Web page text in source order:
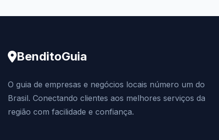
BenditoGuia
O guia de empresas e negócios locais número um do
Brasil. Conectando clientes aos melhores serviços da
região com facilidade e confiança.